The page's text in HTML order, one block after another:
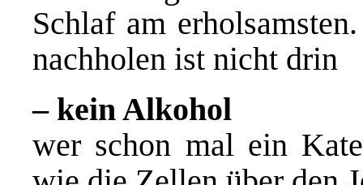
Schlaf am
nachholen ist nicht drin
– kein Alkohol
wer schon mal ein